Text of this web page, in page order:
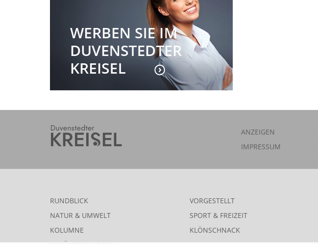
ANZEIGEN
IMPRESSUM
RUNDBLICK VORGESTELLT
NATUR & UMWELT
SPORT & FREIZEIT
KOLUMNE
KLÖNSCHNACK